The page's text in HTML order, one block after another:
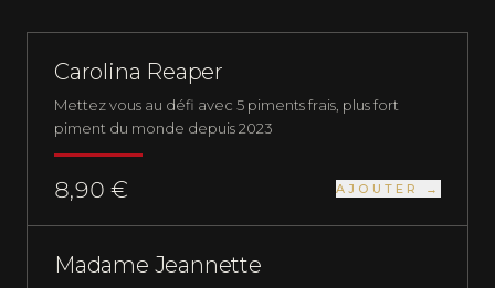
Carolina Reaper
Mettez vous au défi avec 5 piments frais, plus fort
piment du monde depuis 2023
8,90 € AJOUTER →
Madame Jeannette